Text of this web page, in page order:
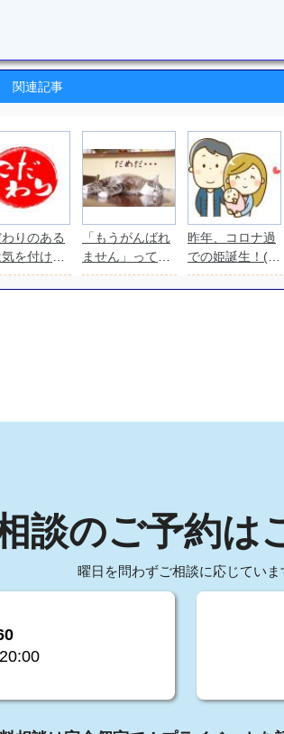
関連記事
りのある
を付けよ
活でアピ
する？し
「もうがんばれ
ません」って良
い言葉です。
昨年、コロナ過
での姫誕生！(私
事です。)
談のご予約は
曜日を問わずご相談に応じていま